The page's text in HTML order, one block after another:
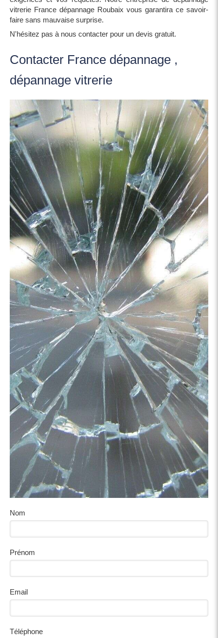
vitrerie France dépannage Roubaix vous garantira ce savoir-
faire sans mauvaise surprise.
N'hésitez pas à nous contacter pour un devis gratuit.
Contacter France dépannage ,
dépannage vitrerie
Nom
Prénom
Email
Téléphone